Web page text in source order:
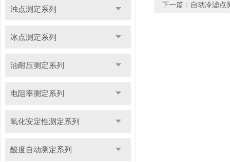
浊点测定系列
冰点测定系列
油耐压测定系列
电阻率测定系列
氧化安定性测定系列
酸度自动测定系列
下一篇： 自动冷滤点